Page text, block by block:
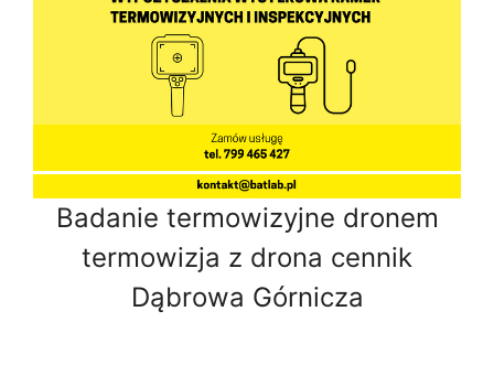
Badanie termowizyjne dronem
termowizja z drona cennik
Dąbrowa Górnicza